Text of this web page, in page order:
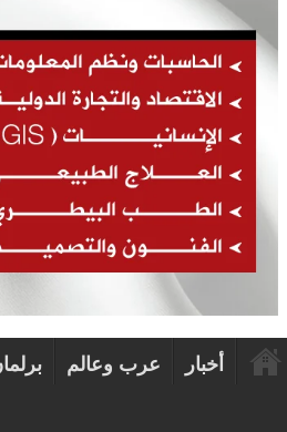
أخبار عرب وعالم